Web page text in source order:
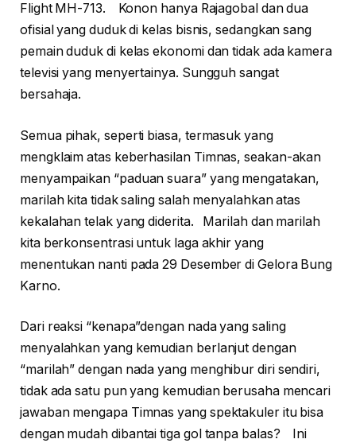
Flight MH-713. Konon hanya Rajagobal dan dua
ofisial yang duduk di kelas bisnis, sedangkan sang
pemain duduk di kelas ekonomi dan tidak ada kamera
televisi yang menyertainya. Sungguh sangat
bersahaja.
Semua pihak, seperti biasa, termasuk yang
mengklaim atas keberhasilan Timnas, seakan-akan
menyampaikan “paduan suara” yang mengatakan,
marilah kita tidak saling salah menyalahkan atas
kekalahan telak yang diderita. Marilah dan marilah
kita berkonsentrasi untuk laga akhir yang
menentukan nanti pada 29 Desember di Gelora Bung
Karno.
Dari reaksi “kenapa”dengan nada yang saling
menyalahkan yang kemudian berlanjut dengan
“marilah” dengan nada yang menghibur diri sendiri,
tidak ada satu pun yang kemudian berusaha mencari
jawaban mengapa Timnas yang spektakuler itu bisa
dengan mudah dibantai tiga gol tanpa balas? Ini